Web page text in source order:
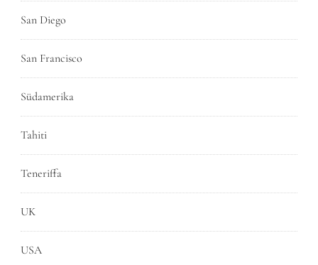
San Diego
San Francisco
Südamerika
Tahiti
Teneriffa
UK
USA